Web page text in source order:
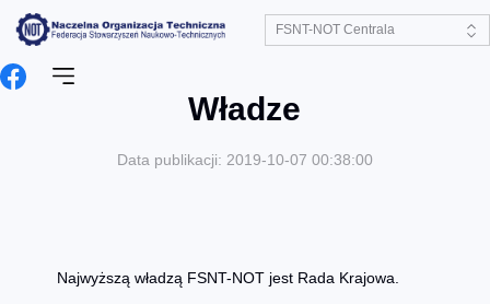
Władze
Data publikacji: 2019-10-07 00:38:00
Najwyższą władzą FSNT-NOT jest Rada Krajowa.